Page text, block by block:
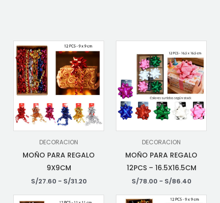
DECORACION
MOÑO PARA REGALO
9X9CM
S/27.60 - S/31.20
DECORACION
MOÑO PARA REGALO
12PCS – 16.5X16.5CM
S/78.00 - S/86.40